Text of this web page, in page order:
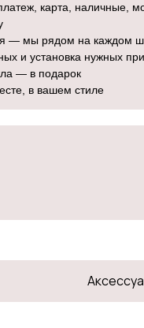
карта, наличные,
— мы рядом на каждом
и установка нужных
— в подарок
в вашем стиле